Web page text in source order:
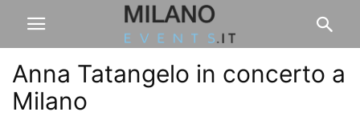
Anna Tatangelo in concerto a
Milano